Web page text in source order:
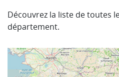
Découvrez la liste de toutes
département.